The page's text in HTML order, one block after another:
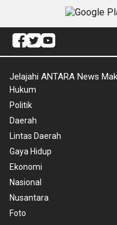
Jelajahi ANTARA News
Hukum
Politik
Daerah
Lintas Daerah
Gaya Hidup
Ekonomi
Nasional
Nusantara
Foto